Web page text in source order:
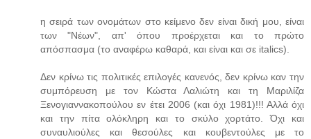
η σειρά των ονομάτων στο κείμενο δεν είναι δική μου, είναι
των "Νέων", απ' όπου προέρχεται και το πρώτο
απόσπασμα (το αναφέρω καθαρά, και είναι και σε italics).
Δεν κρίνω τις πολιτικές επιλογές κανενός, δεν κρίνω καν την
συμπόρευση με τον Κώστα Λαλιώτη και τη Μαριλίζα
Ξενογιαννακοπούλου εν έτει 2006 (και όχι 1981)!!! Αλλά όχι
και την πίτα ολόκληρη και το σκύλο χορτάτο. Όχι και
συναυλιούλες και θεσούλες και κουβεντούλες με το